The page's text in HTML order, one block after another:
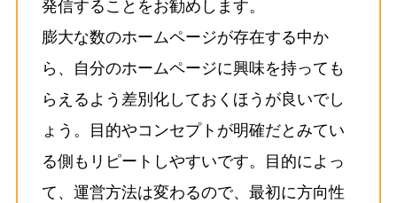
発信することをお勧めします。
膨大な数のホームページが存在する中か
ら、自分のホームページに興味を持っても
らえるよう差別化しておくほうが良いでし
ょう。目的やコンセプトが明確だとみてい
る側もリピートしやすいです。目的によっ
て、運営方法は変わるので、最初に方向性